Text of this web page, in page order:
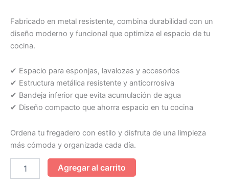
Fabricado en metal resistente, combina durabilidad con un
diseño moderno y funcional que optimiza el espacio de tu
cocina.
✔ Espacio para esponjas, lavalozas y accesorios
✔ Estructura metálica resistente y anticorrosiva
✔ Bandeja inferior que evita acumulación de agua
✔ Diseño compacto que ahorra espacio en tu cocina
Ordena tu fregadero con estilo y disfruta de una limpieza
más cómoda y organizada cada día.
Agregar al carrito